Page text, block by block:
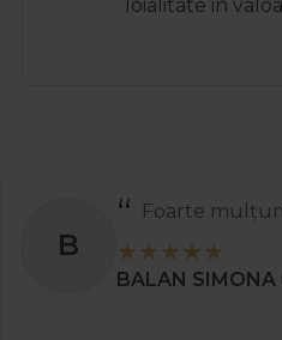
loialitate in
B
Foarte
BALAN SIMONA